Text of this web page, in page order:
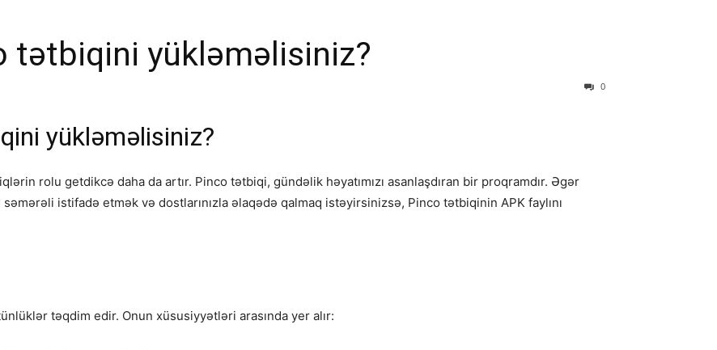
tətbiqini yükləməlisiniz?
0
yükləməlisiniz?
rolu getdikcə daha da artır. Pinco tətbiqi, gündəlik həyatımızı asanlaşdıran bir proqramdır. Əgər
səmərəli istifadə etmək və dostlarınızla əlaqədə qalmaq istəyirsinizsə, Pinco tətbiqinin APK faylını
təqdim edir. Onun xüsusiyyətləri arasında yer alır: